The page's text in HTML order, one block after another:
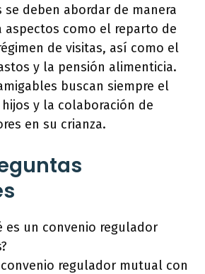
deben abordar de manera
aspectos como el reparto de
de visitas, así como el
y la pensión alimenticia.
buscan siempre el
y la colaboración de
en su crianza.
es un convenio regulador
convenio regulador mutual con